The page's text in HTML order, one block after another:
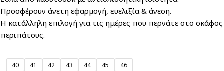
Προσφέρουν άνετη εφαρμογή, ευελιξία & άνεση.
Η κατάλληλη επιλογή για τις ημέρες που περνάτε στο σκάφος
περιπάτους.
40 41 42 43 44 45 46